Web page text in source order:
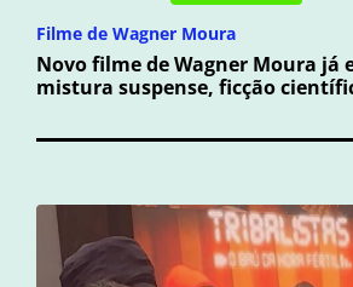
Filme de Wagner Moura
Novo filme de Wagner Moura já
mistura suspense, ficção